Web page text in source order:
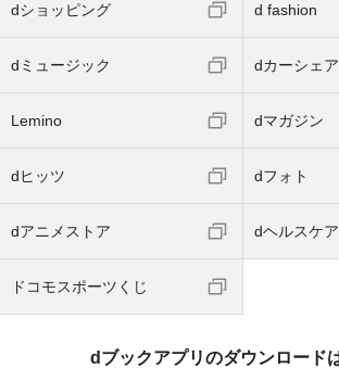
dショッピング d fashion
dミュージック dカーシェア
Lemino dマガジン
dヒッツ dフォト
dアニメストア dヘルスケア
ドコモスポーツくじ
dブックアプリのダウンロード